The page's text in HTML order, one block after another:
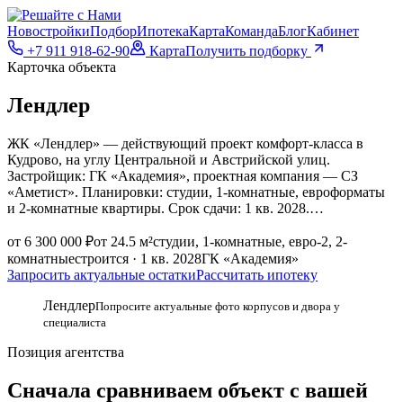
НовостройкиПодборИпотекаКартаКомандаБлогКабинет
+7 911 918-62-90
КартаПолучить подборку
Карточка объекта
Лендлер
ЖК «Лендлер» — действующий проект комфорт-класса в
Кудрово, на углу Центральной и Австрийской улиц.
Застройщик: ГК «Академия», проектная компания — СЗ
«Аметист». Планировки: студии, 1-комнатные, евроформаты
и 2-комнатные квартиры. Срок сдачи: 1 кв. 2028.…
от 6 300 000 ₽от 24.5 м²студии, 1-комнатные, евро-2, 2-
комнатныестроится · 1 кв. 2028ГК «Академия»
Запросить актуальные остаткиРассчитать ипотеку
ЛендлерПопросите актуальные фото корпусов и двора у
специалиста
Позиция агентства
Сначала сравниваем объект с вашей